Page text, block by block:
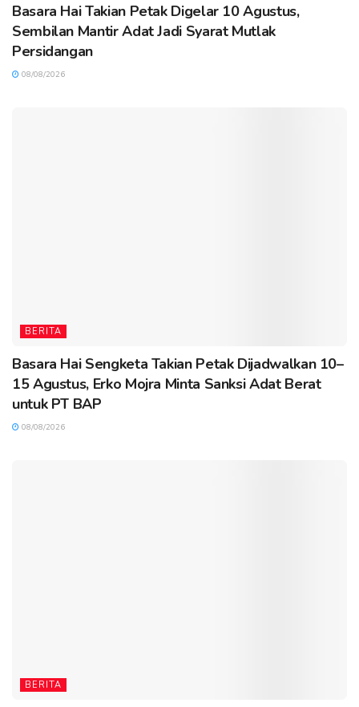
Basara Hai Takian Petak Digelar 10 Agustus,
Sembilan Mantir Adat Jadi Syarat Mutlak
Persidangan
08/08/2026
BERITA
Basara Hai Sengketa Takian Petak Dijadwalkan 10–
15 Agustus, Erko Mojra Minta Sanksi Adat Berat
untuk PT BAP
08/08/2026
BERITA